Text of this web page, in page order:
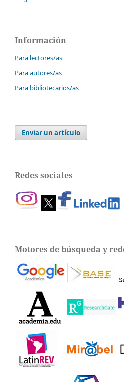
Información
Para lectores/as
Para autores/as
Para bibliotecarios/as
Enviar un artículo
Redes sociales
Motores de búsqueda y